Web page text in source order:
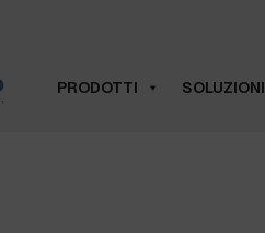
PRODOTTI SOLUZIONI